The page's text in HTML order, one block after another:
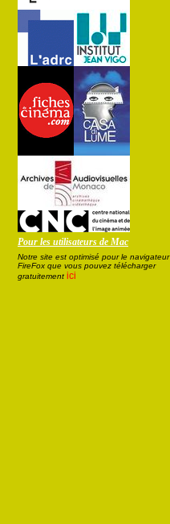
Pour les utilisateurs de Mac
Notre site est optimisé pour le navigateur
FireFox que vous pouvez télécharger
gratuitement ici